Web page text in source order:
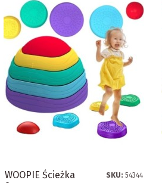
WOOPIE Ścieżka
SKU:54344